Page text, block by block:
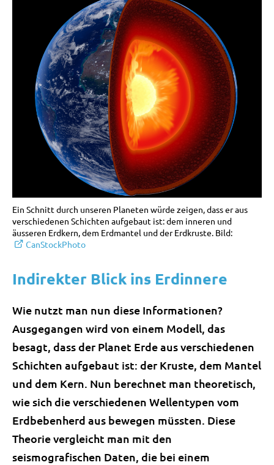
Ein Schnitt durch unseren Planeten würde zeigen, dass er aus
verschiedenen Schichten aufgebaut ist: dem inneren und
äusseren Erdkern, dem Erdmantel und der Erdkruste. Bild:
CanStockPhoto
Indirekter Blick ins Erdinnere
Wie nutzt man nun diese Informationen?
Ausgegangen wird von einem Modell, das
besagt, dass der Planet Erde aus verschiedenen
Schichten aufgebaut ist: der Kruste, dem Mantel
und dem Kern. Nun berechnet man theoretisch,
wie sich die verschiedenen Wellentypen vom
Erdbebenherd aus bewegen müssten. Diese
Theorie vergleicht man mit den
seismografischen Daten, die bei einem